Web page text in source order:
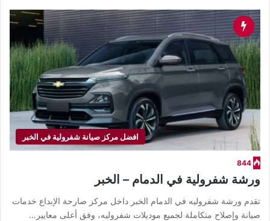
افضل مركز صيانة شفرولية في الخبر
844
ورشة شفرولية في الدمام – الخبر
تقدم ورشة شفروليه في الدمام الخبر داخل مركز صارحة الإبداع خدمات
صيانة وإصلاح متكاملة لجميع موديلات شفروليه، وفق أعلى معايير…